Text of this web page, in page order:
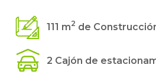
111 m2 de
2 Cajón de